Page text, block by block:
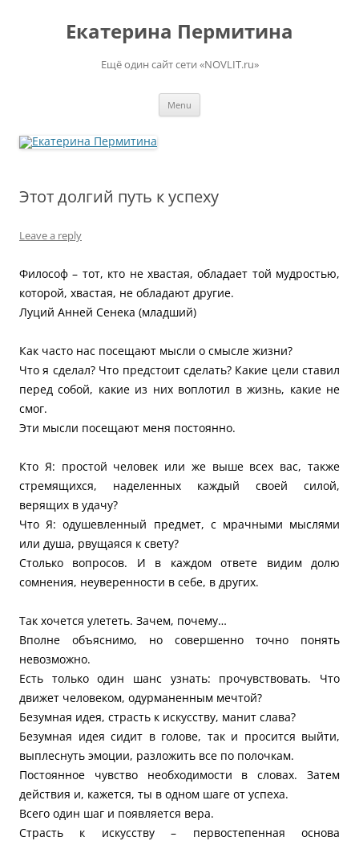
Екатерина Пермитина
Ещё один сайт сети «NOVLIT.ru»
Menu
Этот долгий путь к успеху
Leave a reply
Философ – тот, кто не хвастая, обладает той мудростью,
которой, хвастая, не обладают другие.
Луций Анней Сенека (младший)
Как часто нас посещают мысли о смысле жизни?
Что я сделал? Что предстоит сделать? Какие цели ставил
перед собой, какие из них воплотил в жизнь, какие не
смог.
Эти мысли посещают меня постоянно.
Кто Я: простой человек или же выше всех вас, также
стремящихся, наделенных каждый своей силой,
верящих в удачу?
Что Я: одушевленный предмет, с мрачными мыслями
или душа, рвущаяся к свету?
Столько вопросов. И в каждом ответе видим долю
сомнения, неуверенности в себе, в других.
Так хочется улететь. Зачем, почему…
Вполне объяснимо, но совершенно точно понять
невозможно.
Есть только один шанс узнать: прочувствовать. Что
движет человеком, одурманенным мечтой?
Безумная идея, страсть к искусству, манит слава?
Безумная идея сидит в голове, так и просится выйти,
выплеснуть эмоции, разложить все по полочкам.
Постоянное чувство необходимости в словах. Затем
действия и, кажется, ты в одном шаге от успеха.
Всего один шаг и появляется вера.
Страсть к искусству – первостепенная основа